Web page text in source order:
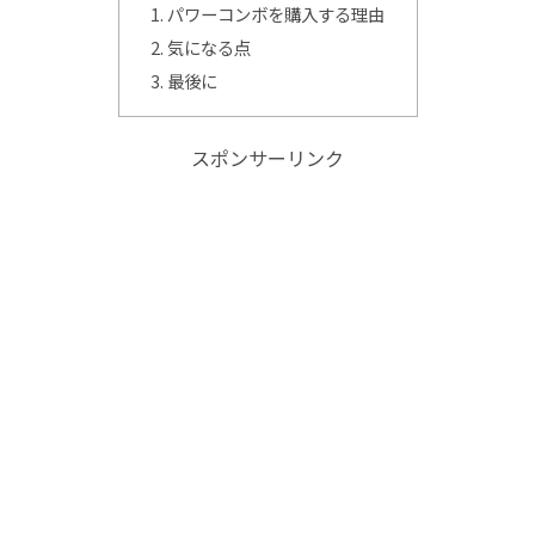
パワーコンボを購入する理由
気になる点
最後に
スポンサーリンク